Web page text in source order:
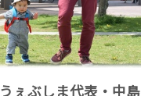
うぇぶしま代表・中島